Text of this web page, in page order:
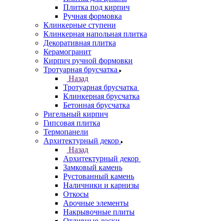
Плитка под кирпич
Ручная формовка
Клинкерные ступени
Клинкерная напольная плитка
Декоративная плитка
Керамогранит
Кирпич ручной формовки
Тротуарная брусчатка
Назад
Тротуарная брусчатка
Клинкерная брусчатка
Бетонная брусчатка
Ригельный кирпич
Гипсовая плитка
Термопанели
Архитектурный декор
Назад
Архитектурный декор
Замковый камень
Рустованный камень
Наличники и карнизы
Откосы
Арочные элементы
Накрывочные плиты